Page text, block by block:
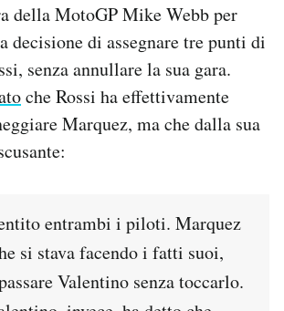
della MotoGP Mike Webb per
decisione di assegnare tre punti di
senza annullare la sua gara.
che Rossi ha effettivamente
Marquez, ma che dalla sua
entrambi i piloti. Marquez
si stava facendo i fatti suoi,
Valentino senza toccarlo.